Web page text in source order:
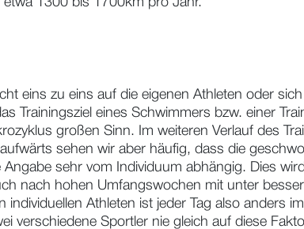
eins zu eins auf die eigenen Athleten oder
Trainingsziel eines Schwimmers bzw. einer
großen Sinn. Im weiteren Verlauf des
sehen wir aber häufig, dass die
sehr vom Individuum abhängig. Dies
nach hohen Umfangswochen mit unter
Athleten ist jeder Tag also anders
verschiedene Sportler nie gleich auf diese